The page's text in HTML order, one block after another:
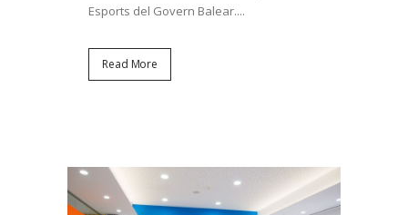
Esports del Govern Balear....
Read More